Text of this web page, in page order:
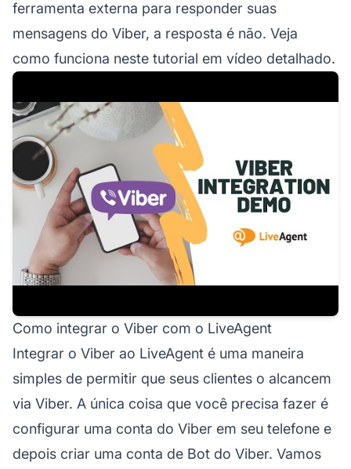
ferramenta externa para responder suas
mensagens do Viber, a resposta é não. Veja
como funciona neste tutorial em vídeo detalhado.
Como integrar o Viber com o LiveAgent
Integrar o Viber ao LiveAgent é uma maneira
simples de permitir que seus clientes o alcancem
via Viber. A única coisa que você precisa fazer é
configurar uma conta do Viber em seu telefone e
depois criar uma conta de Bot do Viber. Vamos